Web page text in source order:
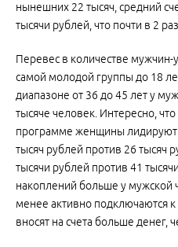
нынешних 22 тысяч, средний
тысячи рублей, что почти в 2
Перевес в количестве мужчин-
самой молодой группы до 18
диапазоне от 36 до 45 лет у
тысяче человек. Интересно,
программе женщины лидируют
тысяч рублей против 26 тысяч
тысячи рублей против 41
накоплений больше у мужской
менее активно подключаются
вносят на счета больше